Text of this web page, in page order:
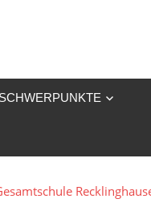
SCHWERPUNKTE